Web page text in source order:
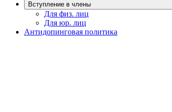
Вступление в члены
Для физ. лиц
Для юр. лиц
Антидопинговая политика